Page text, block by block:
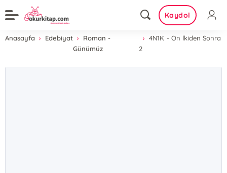
Kaydol
Anasayfa Edebiyat
Roman -
Günümüz
4N1K - On İkiden Sonra
2